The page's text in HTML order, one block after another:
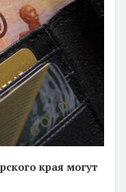
края могут